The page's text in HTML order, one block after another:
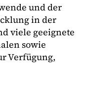
und der
in der
viele geeignete
sowie
Verfügung,